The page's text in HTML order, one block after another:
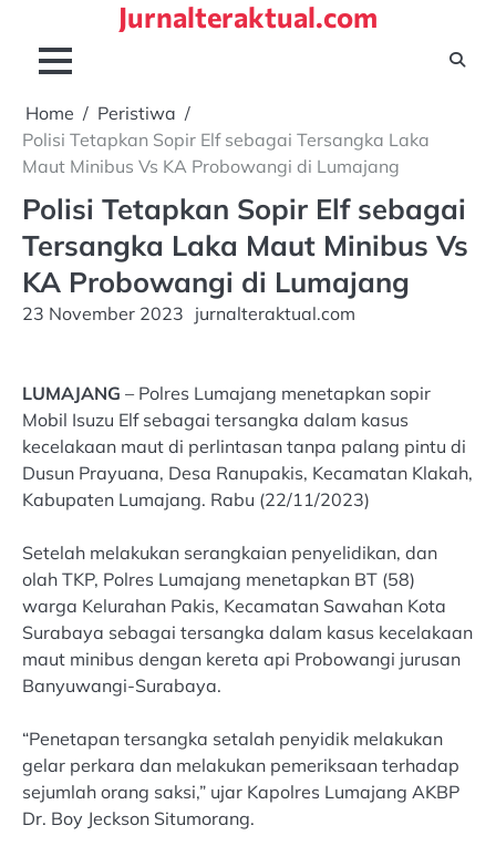
content
Jurnalteraktual.com
Home
Peristiwa
Polisi Tetapkan Sopir Elf sebagai Tersangka Laka
Maut Minibus Vs KA Probowangi di Lumajang
Polisi Tetapkan Sopir Elf sebagai
Tersangka Laka Maut Minibus Vs
KA Probowangi di Lumajang
23 November 2023 jurnalteraktual.com
LUMAJANG – Polres Lumajang menetapkan sopir
Mobil Isuzu Elf sebagai tersangka dalam kasus
kecelakaan maut di perlintasan tanpa palang pintu di
Dusun Prayuana, Desa Ranupakis, Kecamatan Klakah,
Kabupaten Lumajang. Rabu (22/11/2023)
Setelah melakukan serangkaian penyelidikan, dan
olah TKP, Polres Lumajang menetapkan BT (58)
warga Kelurahan Pakis, Kecamatan Sawahan Kota
Surabaya sebagai tersangka dalam kasus kecelakaan
maut minibus dengan kereta api Probowangi jurusan
Banyuwangi-Surabaya.
“Penetapan tersangka setalah penyidik melakukan
gelar perkara dan melakukan pemeriksaan terhadap
sejumlah orang saksi,” ujar Kapolres Lumajang AKBP
Dr. Boy Jeckson Situmorang.